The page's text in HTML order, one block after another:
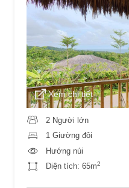
Xem chi tiết
2 Người lớn
1 Giường đôi
Hướng núi
Diện tích: 65m2